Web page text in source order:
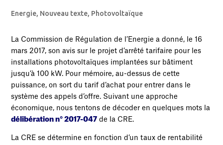
Energie, Nouveau texte, Photovoltaïque
La Commission de Régulation de l’Energie a donné, le 16
mars 2017, son avis sur le projet d’arrêté tarifaire pour les
installations photovoltaïques implantées sur bâtiment
jusqu’à 100 kW. Pour mémoire, au-dessus de cette
puissance, on sort du tarif d’achat pour entrer dans le
système des appels d’offre. Suivant une approche
économique, nous tentons de décoder en quelques mots la
délibération n° 2017-047 de la CRE.
La CRE se détermine en fonction d’un taux de rentabilité